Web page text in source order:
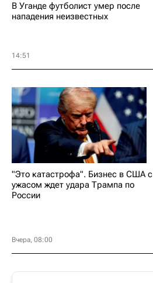
В Уганде футболист умер после
нападения неизвестных
14:51
"Это катастрофа". Бизнес в США с
ужасом ждет удара Трампа по
России
Вчера, 08:00